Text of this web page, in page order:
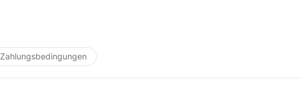
Zahlungsbedingungen